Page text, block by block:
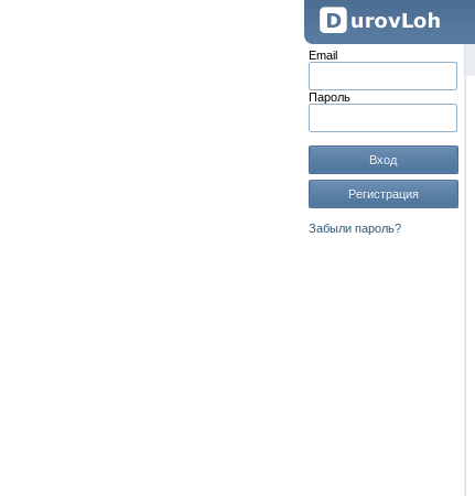
Email
Пароль
Вход
Регистрация
Забыли пароль?